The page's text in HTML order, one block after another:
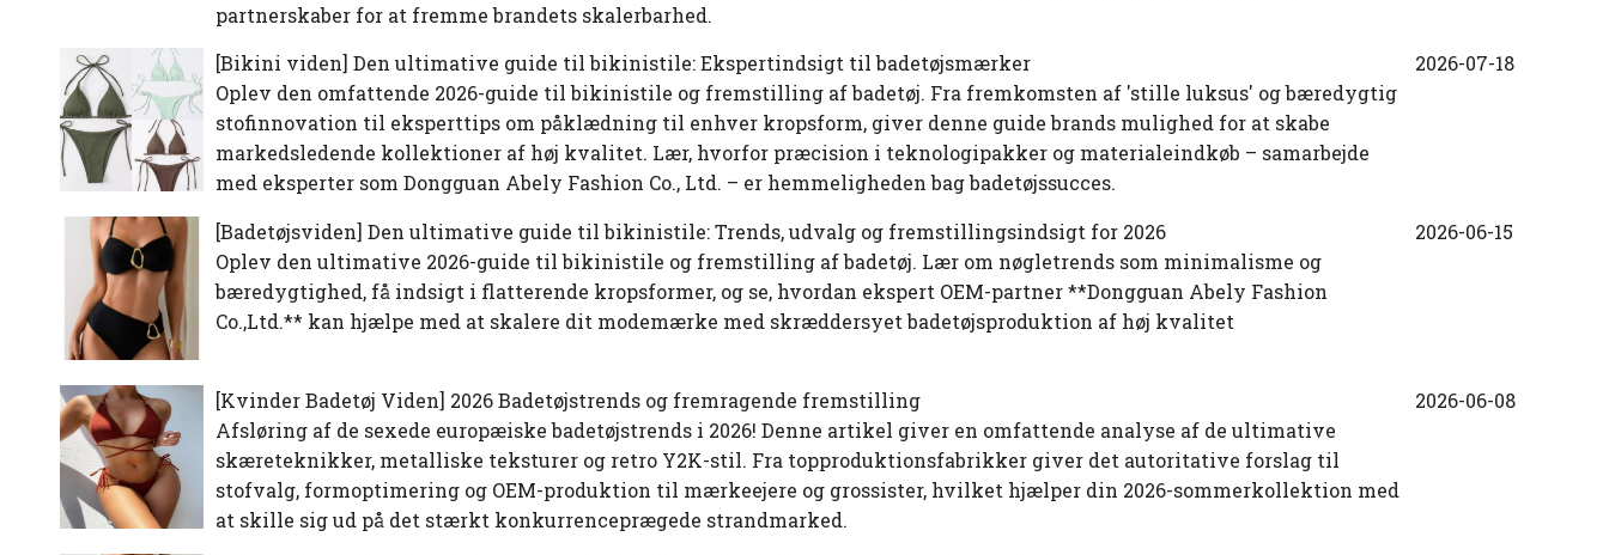
partnerskaber for at fremme brandets skalerbarhed.
[Bikini viden] Den ultimative guide til bikinistile: Ekspertindsigt til badetøjsmærker
Oplev den omfattende 2026-guide til bikinistile og fremstilling af badetøj. Fra fremkomsten af ​​'stille luksus' og bæredygtig
stofinnovation til eksperttips om påklædning til enhver kropsform, giver denne guide brands mulighed for at skabe
markedsledende kollektioner af høj kvalitet. Lær, hvorfor præcision i teknologipakker og materialeindkøb – samarbejde
med eksperter som Dongguan Abely Fashion Co., Ltd. – er hemmeligheden bag badetøjssucces.
2026-07-18
[Badetøjsviden] Den ultimative guide til bikinistile: Trends, udvalg og fremstillingsindsigt for 2026
Oplev den ultimative 2026-guide til bikinistile og fremstilling af badetøj. Lær om nøgletrends som minimalisme og
bæredygtighed, få indsigt i flatterende kropsformer, og se, hvordan ekspert OEM-partner **Dongguan Abely Fashion
Co.,Ltd.** kan hjælpe med at skalere dit modemærke med skræddersyet badetøjsproduktion af høj kvalitet
2026-06-15
[Kvinder Badetøj Viden] 2026 Badetøjstrends og fremragende fremstilling
Afsløring af de sexede europæiske badetøjstrends i 2026! Denne artikel giver en omfattende analyse af de ultimative
skæreteknikker, metalliske teksturer og retro Y2K-stil. Fra topproduktionsfabrikker giver det autoritative forslag til
stofvalg, formoptimering og OEM-produktion til mærkeejere og grossister, hvilket hjælper din 2026-sommerkollektion med
at skille sig ud på det stærkt konkurrenceprægede strandmarked.
2026-06-08